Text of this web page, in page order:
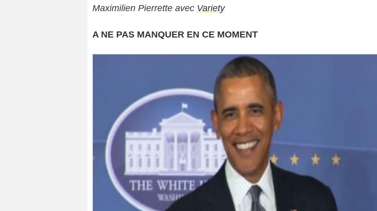
Maximilien Pierrette avec Variety
A NE PAS MANQUER EN CE MOMENT